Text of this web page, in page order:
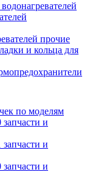
прочие
и кольца для
по моделям
и
и
и